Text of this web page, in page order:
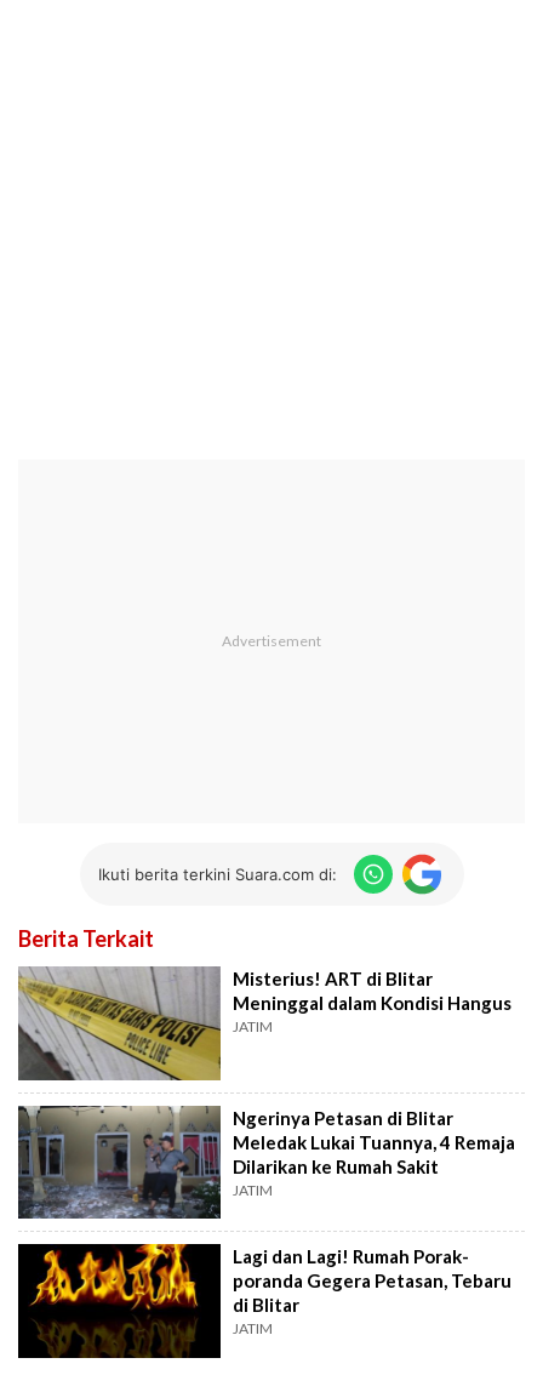
Ikuti berita terkini Suara.com di:
Berita Terkait
Misterius! ART di Blitar
Meninggal dalam Kondisi Hangus
JATIM
Ngerinya Petasan di Blitar
Meledak Lukai Tuannya, 4 Remaja
Dilarikan ke Rumah Sakit
JATIM
Lagi dan Lagi! Rumah Porak-
poranda Gegera Petasan, Tebaru
di Blitar
JATIM